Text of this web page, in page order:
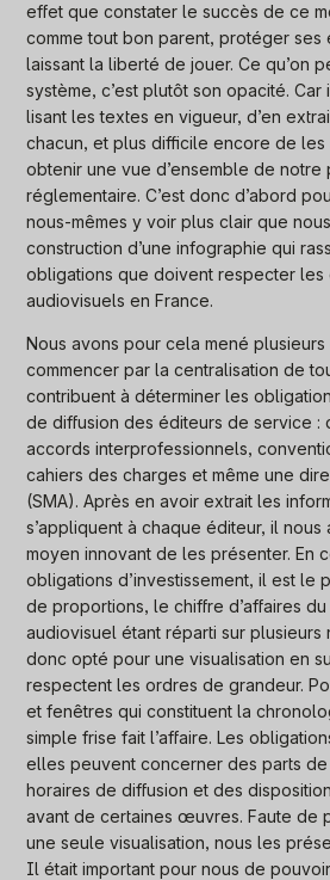
effet que constater le succès de ce
comme tout bon parent, protéger ses
laissant la liberté de jouer. Ce qu’on
système, c’est plutôt son opacité.
lisant les textes en vigueur, d’en
chacun, et plus difficile encore de les
obtenir une vue d’ensemble de notre
réglementaire. C’est donc d’abord
nous-mêmes y voir plus clair que
construction d’une infographie qui
obligations que doivent respecter les
audiovisuels en France.
Nous avons pour cela mené plusieurs
commencer par la centralisation de
contribuent à déterminer les
de diffusion des éditeurs de service :
accords interprofessionnels,
cahiers des charges et même une
(SMA). Après en avoir extrait les
s’appliquent à chaque éditeur, il nous
moyen innovant de les présenter. En
obligations d’investissement, il est le
de proportions, le chiffre d’affaires
audiovisuel étant réparti sur plusieurs
donc opté pour une visualisation en
respectent les ordres de grandeur.
et fenêtres qui constituent la
simple frise fait l’affaire. Les
elles peuvent concerner des parts
horaires de diffusion et des
avant de certaines œuvres. Faute de
une seule visualisation, nous les
Il était important pour nous de